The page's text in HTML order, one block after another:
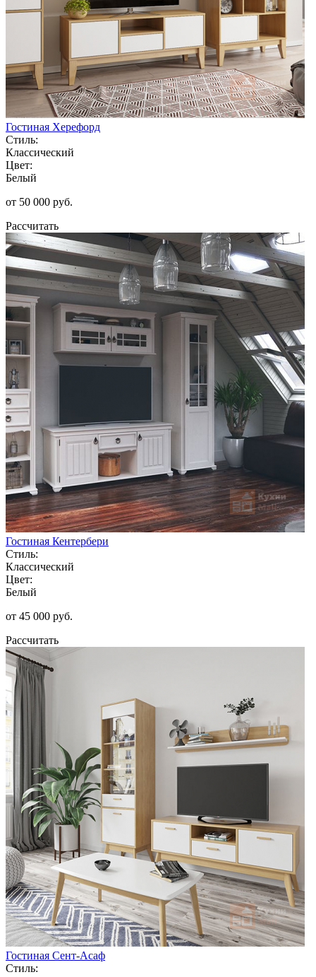
Гостиная Херефорд
Стиль:
Классический
Цвет:
Белый
от 50 000 руб.
Рассчитать
Гостиная Кентербери
Стиль:
Классический
Цвет:
Белый
от 45 000 руб.
Рассчитать
Гостиная Сент-Асаф
Стиль: